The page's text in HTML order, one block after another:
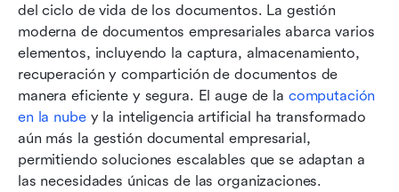
del ciclo de vida de los documentos. La gestión
moderna de documentos empresariales abarca varios
elementos, incluyendo la captura, almacenamiento,
recuperación y compartición de documentos de
manera eficiente y segura. El auge de la computación
en la nube y la inteligencia artificial ha transformado
aún más la gestión documental empresarial,
permitiendo soluciones escalables que se adaptan a
las necesidades únicas de las organizaciones.